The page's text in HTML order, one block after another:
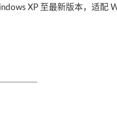
XP 至最新版本，适配